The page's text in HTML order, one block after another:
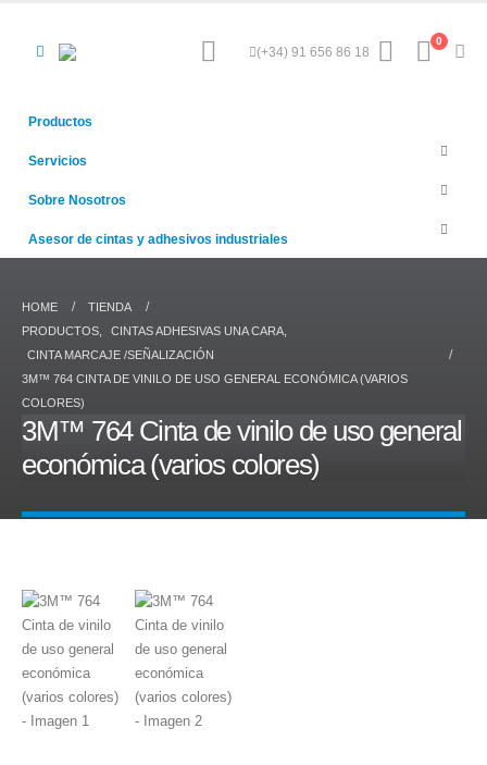
(+34) 91 656 86 18
0
Productos
Servicios
Sobre Nosotros
Asesor de cintas y adhesivos industriales
HOME
TIENDA
PRODUCTOS
CINTAS ADHESIVAS UNA CARA
CINTA MARCAJE /SEÑALIZACIÓN
3M™ 764 CINTA DE VINILO DE USO GENERAL ECONÓMICA (VARIOS
COLORES)
3M™ 764 Cinta de vinilo de uso general
económica (varios colores)